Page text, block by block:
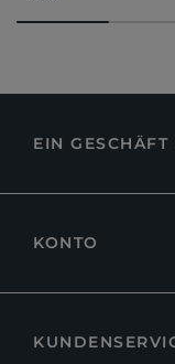
EIN GESCHÄFT
KONTO